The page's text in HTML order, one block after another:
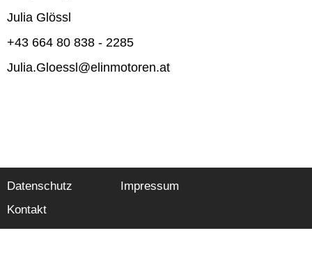
Julia Glössl
+43 664 80 838 - 2285
Julia.Gloessl@elinmotoren.at
Datenschutz
Impressum
Kontakt